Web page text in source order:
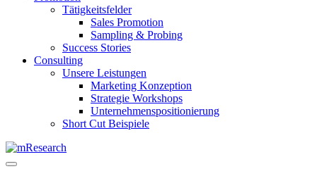
Tätigkeitsfelder
Sales Promotion
Sampling & Probing
Success Stories
Consulting
Unsere Leistungen
Marketing Konzeption
Strategie Workshops
Unternehmenspositionierung
Short Cut Beispiele